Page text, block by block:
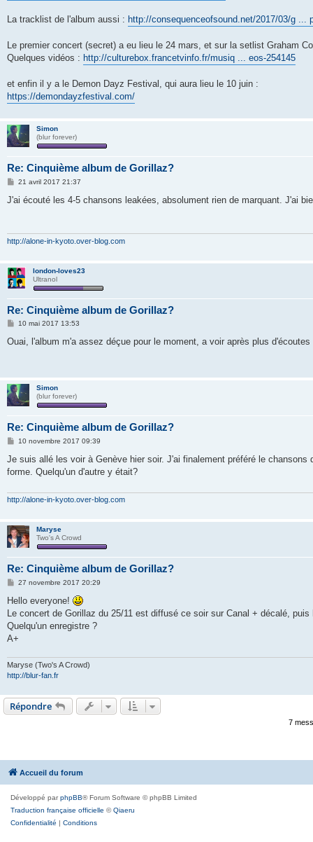
La tracklist de l'album aussi : http://consequenceofsound.net/2017/03/g ...
Le premier concert (secret) a eu lieu le 24 mars, et sur la setlist Graham
Quelques vidéos : http://culturebox.francetvinfo.fr/musiq ... eos-254145
et enfin il y a le Demon Dayz Festival, qui aura lieu le 10 juin :
https://demondayzfestival.com/
Simon
(blur forever)
Re: Cinquième album de Gorillaz?
M
s
21 avril 2017 21:37
J'ai écouté les 4-5 chansons leakées, absolument rien de marquant. J'ai
http://alone-in-kyoto.over-blog.com
london-loves23
Ultranol
Re: Cinquième album de Gorillaz?
M
s
10 mai 2017 13:53
Ouai, l'album m'a assez déçue pour le moment, a voir après plus d'écoutes
Simon
(blur forever)
Re: Cinquième album de Gorillaz?
M
s
a
10 novembre 2017 09:39
Je suis allé les voir à Genève hier soir. J'ai finalement préféré le
forme. Quelqu'un d'autre y était?
http://alone-in-kyoto.over-blog.com
Maryse
Two's A Crowd
Re: Cinquième album de Gorillaz?
M
s
a
g
27 novembre 2017 20:29
Hello everyone!
Le concert de Gorillaz du 25/11 est diffusé ce soir sur Canal + décalé,
Quelqu'un enregistre ?
A+
Maryse (Two's A Crowd)
http://blur-fan.fr
Répondre
7
Accueil du forum
Développé parphpBB® Forum Software © phpBB Limited
Traduction française officielle ©Qiaeru
Confidentialité | Conditions